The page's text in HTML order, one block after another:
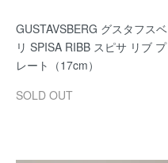
GUSTAVSBERG グスタフスベ
リ SPISA RIBB スピサ リブ プ
レート（17cm）
SOLD OUT